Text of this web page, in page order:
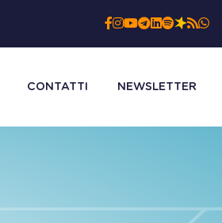
CONTATTI NEWSLETTER